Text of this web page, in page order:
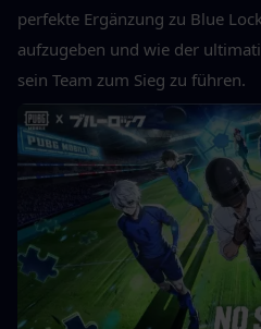
perfekte Ergänzung zu Blue
aufzugeben und wie der
sein Team zum Sieg zu führen.